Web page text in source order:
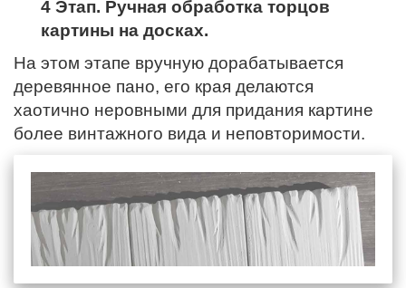
4 Этап. Ручная обработка торцов
картины на досках.
На этом этапе вручную дорабатывается
деревянное пано, его края делаются
хаотично неровными для придания картине
более винтажного вида и неповторимости.